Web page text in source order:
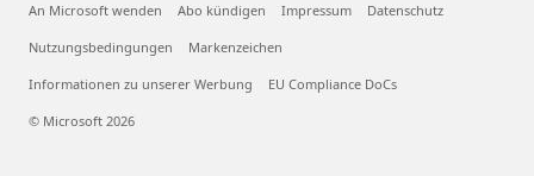
An Microsoft wenden Abo kündigen Impressum Datenschutz
Nutzungsbedingungen Markenzeichen
Informationen zu unserer Werbung EU Compliance DoCs
© Microsoft 2026